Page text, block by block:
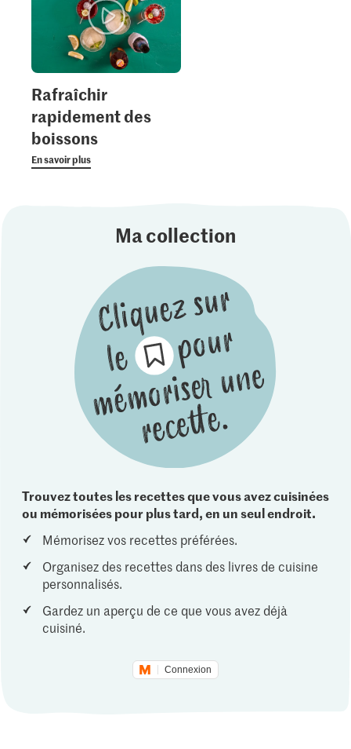
Rafraîchir
rapidement des
boissons
En savoir plus
Ma collection
Trouvez toutes les recettes que vous avez cuisinées
ou mémorisées pour plus tard, en un seul endroit.
Mémorisez vos recettes préférées.
Organisez des recettes dans des livres de cuisine
personnalisés.
Gardez un aperçu de ce que vous avez déjà
cuisiné.
Connexion